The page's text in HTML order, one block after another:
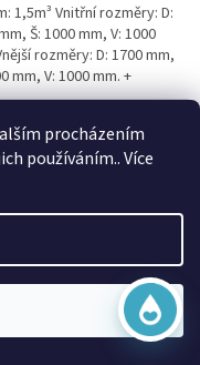
procházením
používáním.. Více
1,5m³ Vnitřní rozměry: D:
Š: 1000 mm, V: 1000
rozměry: D: 1700 mm,
mm, V: 1000 mm. +
Snížené provedení s
Zdarma
kruhová